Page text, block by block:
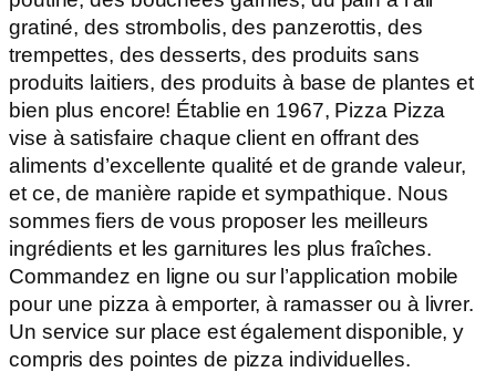
gratiné, des strombolis, des panzerottis, des
trempettes, des desserts, des produits sans
produits laitiers, des produits à base de plantes et
bien plus encore! Établie en 1967, Pizza Pizza
vise à satisfaire chaque client en offrant des
aliments d’excellente qualité et de grande valeur,
et ce, de manière rapide et sympathique. Nous
sommes fiers de vous proposer les meilleurs
ingrédients et les garnitures les plus fraîches.
Commandez en ligne ou sur l’application mobile
pour une pizza à emporter, à ramasser ou à livrer.
Un service sur place est également disponible, y
compris des pointes de pizza individuelles.